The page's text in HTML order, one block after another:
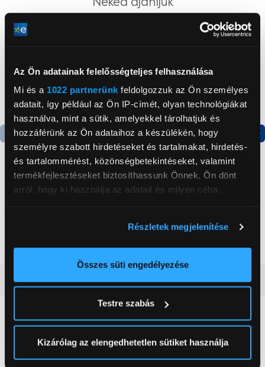
Az Ön adatainak felelősségteljes felhasználása
Mi és a 1022 partnerünk feldolgozzuk az Ön személyes
adatait, így például az Ön IP-címét, olyan technológiákat
használva, mint a sütik, amelyekkel tárolhatjuk és
hozzáférünk az Ön adataihoz a készülékén, hogy
személyre szabott hirdetéseket és tartalmakat, hirdetés-
és tartalommérést, közönségbetekintéseket, valamint
termékfejlesztéseket biztosíthassunk Önnek. Ön dönt
arról, hogy ki használja az adatait és milyen célra.
elhelyezkedéséről pár méteres pontossággal
Az Ön készülékén beazonosítása annak konkrét
módjairól és adja meg preferenciáit aRészletek
pontban. Bármikor módosíthatja vagy visszavonhatja a
Sütinyilatkozathoz való hozzájárulását.
Részletek megjelenítése
Összes süti engedélyezése
Testre szabás
Kizárólag az elengedhetetlen sütiket használja
Termék adatlap
Gorenje NRS8182KX Side
Termék adatlap
Gorenje N619EAXL4
179 999 Ft
Vásárlói vélemények(0)
0
0 értékelés